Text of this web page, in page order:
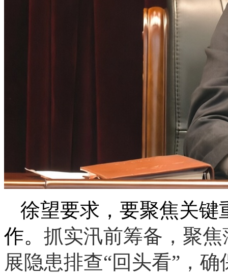
徐望要求，要聚焦关键
作。 抓实汛前筹备，聚
展隐患排查“回头看”，